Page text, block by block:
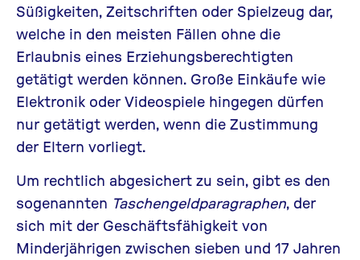
Süßigkeiten, Zeitschriften oder Spielzeug dar,
welche in den meisten Fällen ohne die
Erlaubnis eines Erziehungsberechtigten
getätigt werden können. Große Einkäufe wie
Elektronik oder Videospiele hingegen dürfen
nur getätigt werden, wenn die Zustimmung
der Eltern vorliegt.
Um rechtlich abgesichert zu sein, gibt es den
sogenannten Taschengeldparagraphen, der
sich mit der Geschäftsfähigkeit von
Minderjährigen zwischen sieben und 17 Jahren